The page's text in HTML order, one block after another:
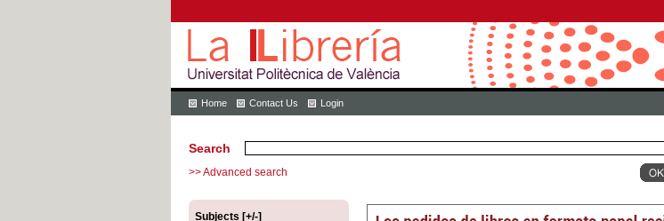
Home Contact Us Login
Search
>> Advanced search
Subjects [+/-]